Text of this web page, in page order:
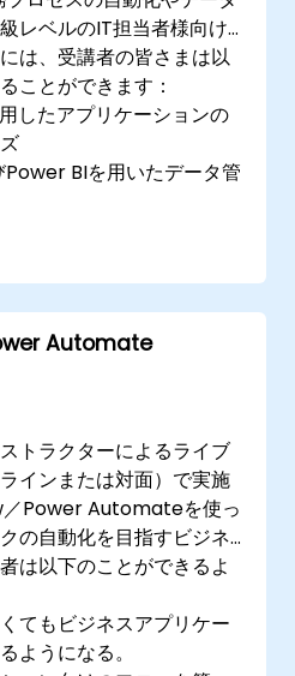
レベルのIT担当者様向け
は、受講者の皆さまは以
ことができます：
したアプリケーションの
BIを用いたデータ管
を活用した高度なチャ
展開
におけるワークフロー
Automate
トラクターによるライブ
インまたは対面）で実施
Power Automateを使っ
の自動化を目指すビジネ
は以下のことができるよ
てもビジネスアプリケー
ようになる。